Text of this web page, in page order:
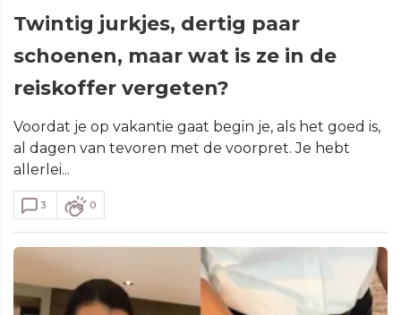
Twintig jurkjes, dertig paar
schoenen, maar wat is ze in de
reiskoffer vergeten?
Voordat je op vakantie gaat begin je, als het goed is,
al dagen van tevoren met de voorpret. Je hebt
allerlei...
3 0